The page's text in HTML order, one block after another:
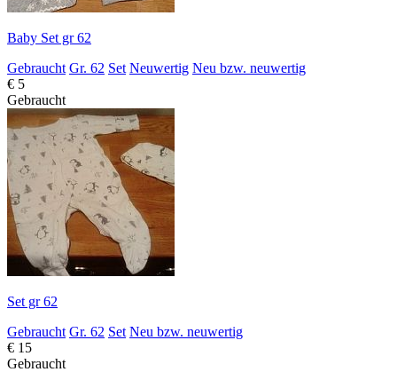
Baby Set gr 62
Gebraucht Gr. 62 Set Neuwertig Neu bzw. neuwertig
€ 5
Gebraucht
Set gr 62
Gebraucht Gr. 62 Set Neu bzw. neuwertig
€ 15
Gebraucht